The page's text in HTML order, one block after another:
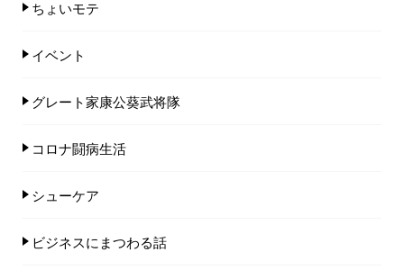
ちょいモテ
イベント
グレート家康公葵武将隊
コロナ闘病生活
シューケア
ビジネスにまつわる話